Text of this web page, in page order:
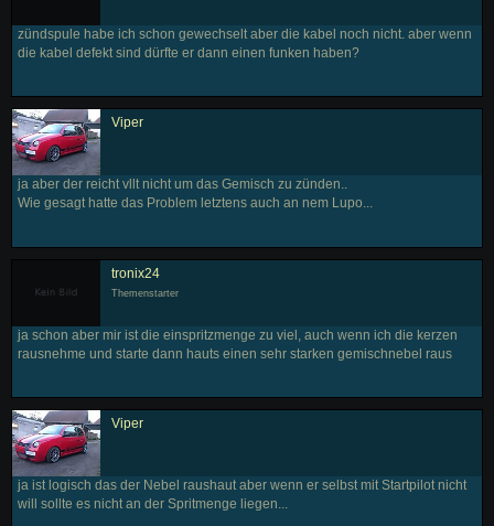
zündspule habe ich schon gewechselt aber die kabel noch nicht. aber wenn
die kabel defekt sind dürfte er dann einen funken haben?
Viper
ja aber der reicht vllt nicht um das Gemisch zu zünden..
Wie gesagt hatte das Problem letztens auch an nem Lupo...
tronix24
Themenstarter
ja schon aber mir ist die einspritzmenge zu viel, auch wenn ich die kerzen
rausnehme und starte dann hauts einen sehr starken gemischnebel raus
Viper
ja ist logisch das der Nebel raushaut aber wenn er selbst mit Startpilot nicht
will sollte es nicht an der Spritmenge liegen...